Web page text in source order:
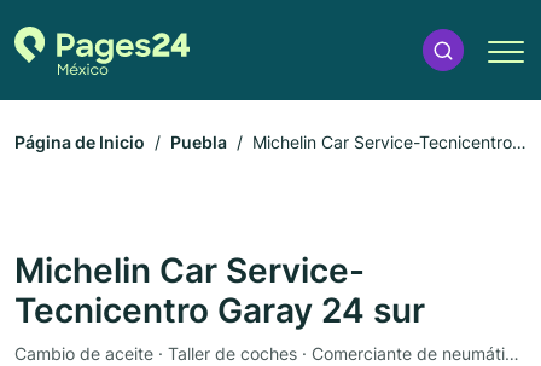
Página de Inicio Puebla
Michelin Car Service-Tecnicentro
Michelin Car Service-
Tecnicentro Garay 24 sur
Cambio de aceite · Taller de coches · Comerciante de neumáticos